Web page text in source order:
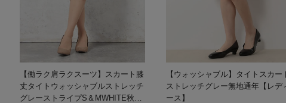
【働ラク肩ラクスーツ】スカート膝
丈タイトウォッシャブルストレッチ
グレーストライプS＆MWHITE秋冬
【ウォッシャブル】タイトスカー
ストレッチグレー無地通年【レデ
ース】